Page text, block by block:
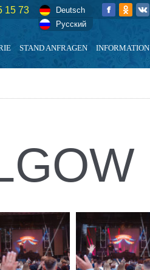
STAND ANFRAGEN INFORMATION
15 73
Deutsch
Русский